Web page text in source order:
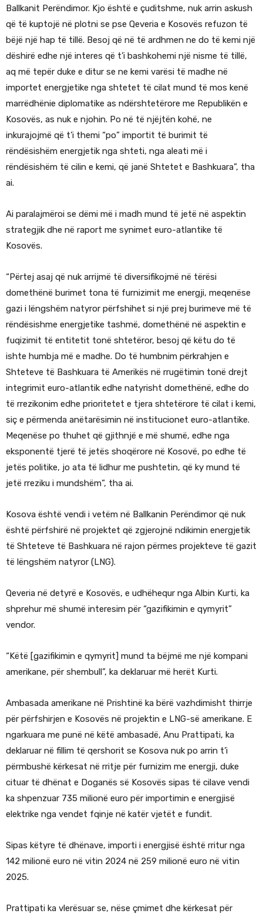
Ballkanit Perëndimor. Kjo është e çuditshme, nuk arrin askush
që të kuptojë në plotni se pse Qeveria e Kosovës refuzon të
bëjë një hap të tillë. Besoj që në të ardhmen ne do të kemi një
dëshirë edhe një interes që t’i bashkohemi një nisme të tillë,
aq më tepër duke e ditur se ne kemi varësi të madhe në
importet energjetike nga shtetet të cilat mund të mos kenë
marrëdhënie diplomatike as ndërshtetërore me Republikën e
Kosovës, as nuk e njohin. Po në të njëjtën kohë, ne
inkurajojmë që t’i themi “po” importit të burimit të
rëndësishëm energjetik nga shteti, nga aleati më i
rëndësishëm të cilin e kemi, që janë Shtetet e Bashkuara”, tha
ai.
Ai paralajmëroi se dëmi më i madh mund të jetë në aspektin
strategjik dhe në raport me synimet euro-atlantike të
Kosovës.
“Përtej asaj që nuk arrijmë të diversifikojmë në tërësi
domethënë burimet tona të furnizimit me energji, meqenëse
gazi i lëngshëm natyror përfshihet si një prej burimeve më të
rëndësishme energjetike tashmë, domethënë në aspektin e
fuqizimit të entitetit tonë shtetëror, besoj që këtu do të
ishte humbja më e madhe. Do të humbnim përkrahjen e
Shteteve të Bashkuara të Amerikës në rrugëtimin tonë drejt
integrimit euro-atlantik edhe natyrisht domethënë, edhe do
të rrezikonim edhe prioritetet e tjera shtetërore të cilat i kemi,
siç e përmenda anëtarësimin në institucionet euro-atlantike.
Meqenëse po thuhet që gjithnjë e më shumë, edhe nga
eksponentë tjerë të jetës shoqërore në Kosovë, po edhe të
jetës politike, jo ata të lidhur me pushtetin, që ky mund të
jetë rreziku i mundshëm”, tha ai.
Kosova është vendi i vetëm në Ballkanin Perëndimor që nuk
është përfshirë në projektet që zgjerojnë ndikimin energjetik
të Shteteve të Bashkuara në rajon përmes projekteve të gazit
të lëngshëm natyror (LNG).
Qeveria në detyrë e Kosovës, e udhëhequr nga Albin Kurti, ka
shprehur më shumë interesim për “gazifikimin e qymyrit”
vendor.
“Këtë [gazifikimin e qymyrit] mund ta bëjmë me një kompani
amerikane, për shembull”, ka deklaruar më herët Kurti.
Ambasada amerikane në Prishtinë ka bërë vazhdimisht thirrje
për përfshirjen e Kosovës në projektin e LNG-së amerikane. E
ngarkuara me punë në këtë ambasadë, Anu Prattipati, ka
deklaruar në fillim të qershorit se Kosova nuk po arrin t’i
përmbushë kërkesat në rritje për furnizim me energji, duke
cituar të dhënat e Doganës së Kosovës sipas të cilave vendi
ka shpenzuar 735 milionë euro për importimin e energjisë
elektrike nga vendet fqinje në katër vjetët e fundit.
Sipas këtyre të dhënave, importi i energjisë është rritur nga
142 milionë euro në vitin 2024 në 259 milionë euro në vitin
2025.
Prattipati ka vlerësuar se, nëse çmimet dhe kërkesat për